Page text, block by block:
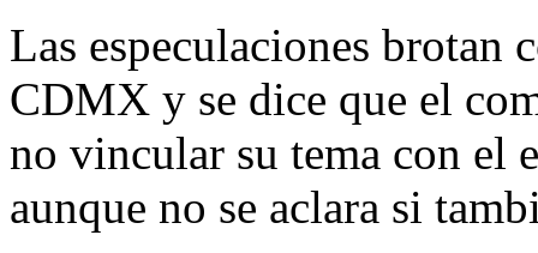
Las especulaciones brotan
CDMX y se dice que el
no vincular su tema con el
aunque no se aclara si